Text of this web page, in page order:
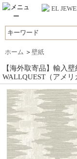
ホーム ＞ 壁紙
【海外取寄品】輸入壁
WALLQUEST（アメリ